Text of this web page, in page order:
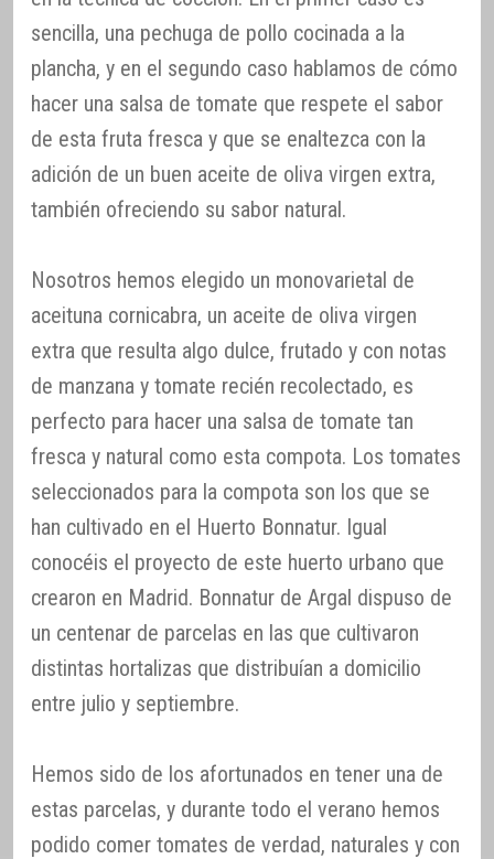
sencilla, una pechuga de pollo cocinada a la
plancha, y en el segundo caso hablamos de cómo
hacer una salsa de tomate que respete el sabor
de esta fruta fresca y que se enaltezca con la
adición de un buen aceite de oliva virgen extra,
también ofreciendo su sabor natural.
Nosotros hemos elegido un monovarietal de
aceituna cornicabra, un aceite de oliva virgen
extra que resulta algo dulce, frutado y con notas
de manzana y tomate recién recolectado, es
perfecto para hacer una salsa de tomate tan
fresca y natural como esta compota. Los tomates
seleccionados para la compota son los que se
han cultivado en el Huerto Bonnatur. Igual
conocéis el proyecto de este huerto urbano que
crearon en Madrid. Bonnatur de Argal dispuso de
un centenar de parcelas en las que cultivaron
distintas hortalizas que distribuían a domicilio
entre julio y septiembre.
Hemos sido de los afortunados en tener una de
estas parcelas, y durante todo el verano hemos
podido comer tomates de verdad, naturales y con